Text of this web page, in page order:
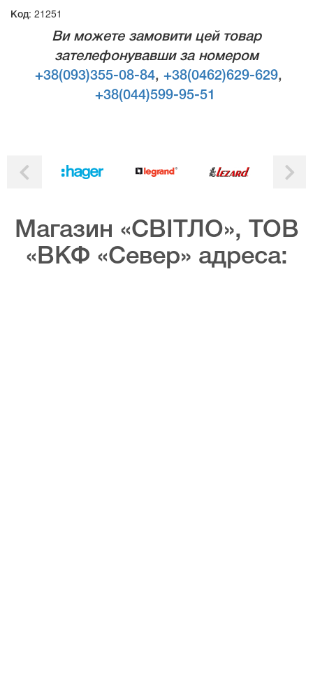
Код: 21251
Ви можете замовити цей товар
зателефонувавши за номером
+38(093)355-08-84, +38(0462)629-629,
+38(044)599-95-51
Магазин «СВІТЛО», ТОВ
«ВКФ «Север» адреса: